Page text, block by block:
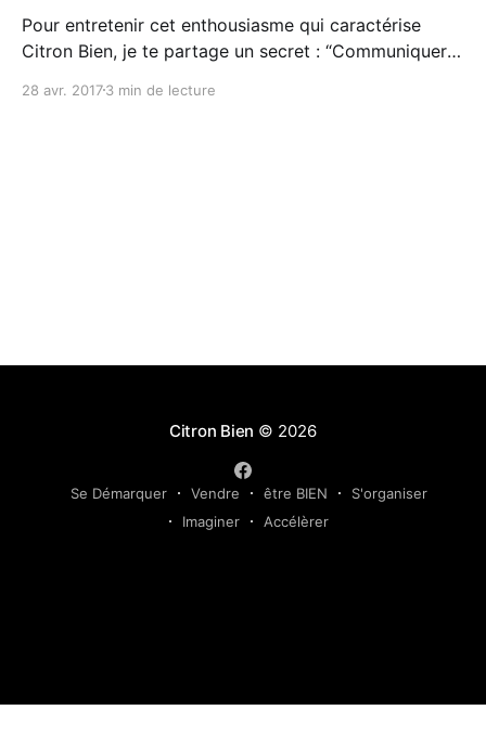
Pour entretenir cet enthousiasme qui caractérise
Citron Bien, je te partage un secret : “Communiquer
28 avr. 20173 min de lecture
Citron Bien © 2026
Se Démarquer Vendre être BIEN
S'organiser
Imaginer
Accélèrer